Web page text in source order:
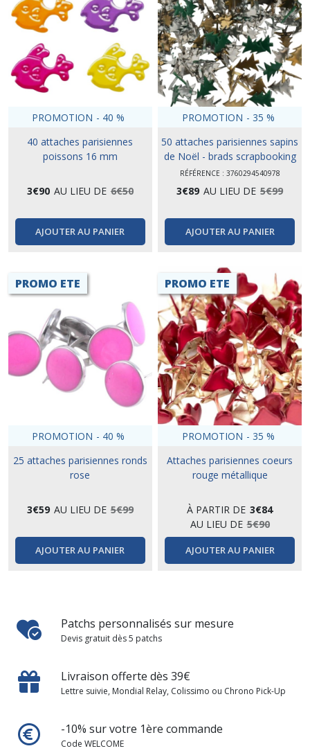
PROMOTION - 40 %
40 attaches parisiennes
poissons 16 mm
3€90 AU LIEU DE 6€50
AJOUTER AU PANIER
PROMOTION - 35 %
50 attaches parisiennes sapins
de Noël - brads scrapbooking
RÉFÉRENCE : 3760294540978
3€89 AU LIEU DE 5€99
AJOUTER AU PANIER
PROMO ETE
PROMOTION - 40 %
25 attaches parisiennes ronds
rose
3€59 AU LIEU DE 5€99
AJOUTER AU PANIER
PROMO ETE
PROMOTION - 35 %
Attaches parisiennes coeurs
rouge métallique
À PARTIR DE 3€84
AU LIEU DE 5€90
AJOUTER AU PANIER
Patchs personnalisés sur mesure
Devis gratuit dès 5 patchs
Livraison offerte dès 39€
Lettre suivie, Mondial Relay, Colissimo ou Chrono Pick-Up
-10% sur votre 1ère commande
Code WELCOME